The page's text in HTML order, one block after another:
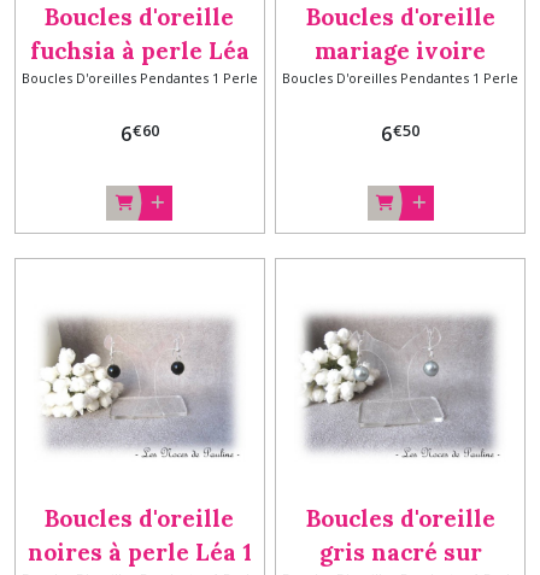
Boucles d'oreille
fuchsia à perle Léa
Boucles D'oreilles Pendantes 1 Perle
6€60
Boucles d'oreille
mariage ivoire
nacré Léa
Boucles D'oreilles Pendantes 1 Perle
6€50
Boucles d'oreille
noires à perle Léa 1
Boucles d'oreille
gris nacré sur